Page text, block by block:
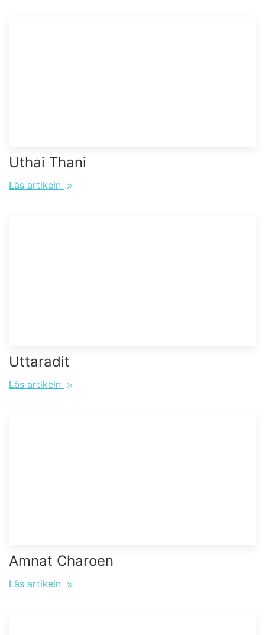
Uthai Thani
Läs artikeln
Uttaradit
Läs artikeln
Amnat Charoen
Läs artikeln